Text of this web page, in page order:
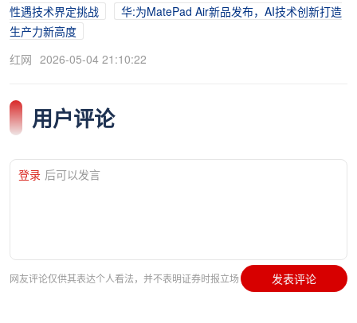
性遇技术界定挑战
华:为MatePad Air新品发布，AI技术创新打造
生产力新高度
红网 2026-05-04 21:10:22
用户评论
登录 后可以发言
网友评论仅供其表达个人看法，并不表明证券时报立场 发表评论